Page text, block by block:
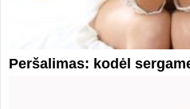
Peršalimas: kodėl